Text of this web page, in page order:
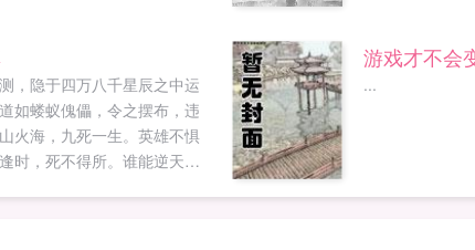
未开放，需老书全订或着新
）...
擒长安君！以战
看我如何打压吕
，隐于四万八千星辰之中运
如蝼蚁傀儡，令之摆布，违
火海，九死一生。英雄不惧
时，死不得所。谁能逆天改
游戏才不会
...